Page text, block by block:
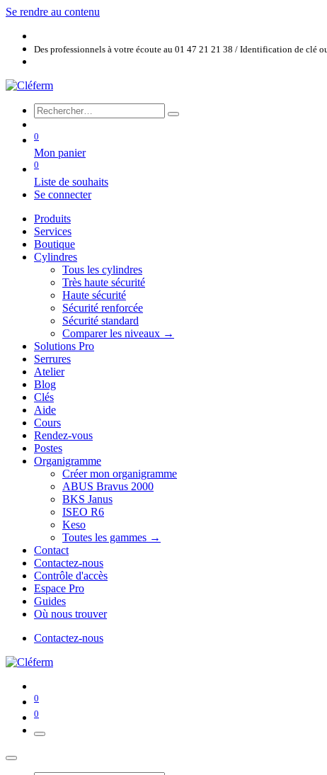
Se rendre au contenu
Des professionnels à votre écoute au 01 47 21 21 38 / Identification de clé
0
Mon panier
0
Liste de souhaits
Se connecter
Produits
Services
Boutique
Cylindres
Tous les cylindres
Très haute sécurité
Haute sécurité
Sécurité renforcée
Sécurité standard
Comparer les niveaux →
Solutions Pro
Serrures
Atelier
Blog
Clés
Aide
Cours
Rendez-vous
Postes
Organigramme
Créer mon organigramme
ABUS Bravus 2000
BKS Janus
ISEO R6
Keso
Toutes les gammes →
Contact
Contactez-nous
Contrôle d'accès
Espace Pro
Guides
Où nous trouver
Contactez-nous
0
0